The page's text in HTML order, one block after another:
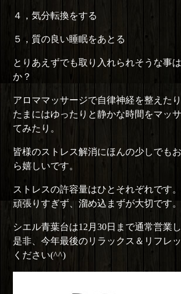
４，気分転換をする
５，質の良い睡眠をあとる
とりあえずでも取り入れられそうな事
か？
アロママッサージで自律神経を整えたり
たまにはゆったりと静かな時間をマッ
てみたり。
皆様のストレス解消にほんの少しでも
ら嬉しいです。
ストレスの許容量はひとそれぞれです。
頑張りすぎず、溜め込まずが大切です。
シエル青葉台は12月30日まで通常営業
是非、今年最後のリラックス＆リフレ
ください(^^)